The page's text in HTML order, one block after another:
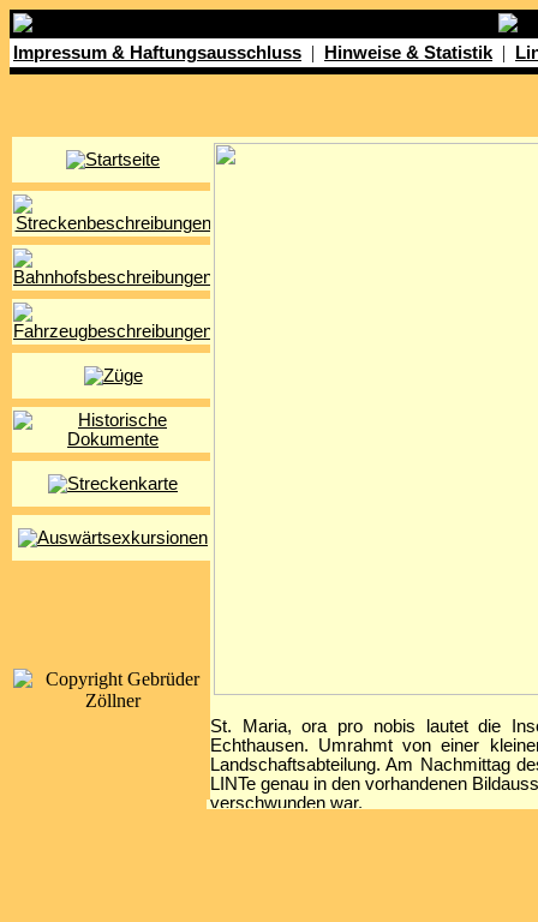
Impressum & Haftungsausschluss | Hinweise & Statistik |
St. Maria, ora pro nobis lautet die
Echthausen. Umrahmt von einer
Landschaftsabteilung. Am Nachmittag
LINTe genau in den vorhandenen
verschwunden war.